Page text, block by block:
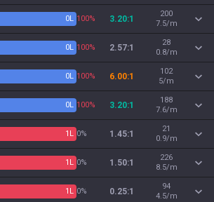
0L 100% 3.20:1
200
7.5/m
0L 100% 2.57:1
28
0.8/m
0L 100% 6.00:1
102
5/m
0L 100% 3.20:1
188
7.6/m
1 L 0% 1.45:1
21
0.9/m
1 L 0% 1.50:1
226
8.5/m
1 L 0% 0.25:1
94
4.5/m